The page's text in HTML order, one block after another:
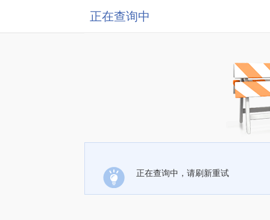
正在查询中
正在查询中，请刷新重试